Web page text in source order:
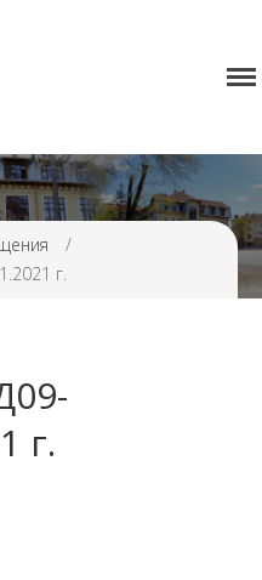
уредба
и дейности
разписание
/
г.
г.